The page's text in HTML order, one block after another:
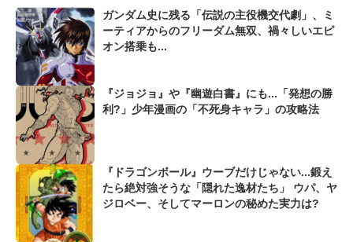
ガンダム史に残る「伝説の主役機交代劇」、ミ
ーティアからのフリーダム無双、禍々しいエピ
オン搭乗も...
『ジョジョ』や『幽遊白書』にも...「発想の勝
利?」少年漫画の「不死身キャラ」の攻略法
『ドラゴンボール』ウーブだけじゃない...鍛え
たら絶対強そうな「隠れた逸材たち」 ウパ、ヤ
ジロベー、そしてマーロンの秘めた実力は?